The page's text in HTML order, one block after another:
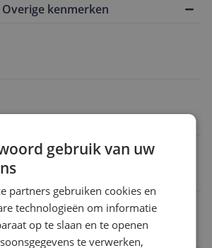
Overige kenmerken
gebruik van uw
partners gebruiken cookies en
technologieën om informatie
op te slaan en te openen
te verwerken,